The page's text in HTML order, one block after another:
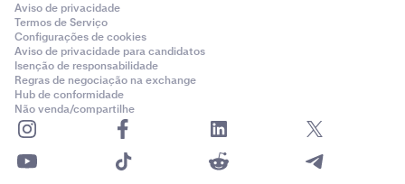
Aviso de privacidade
Termos de Serviço
Configurações de cookies
Aviso de privacidade para candidatos
Isenção de responsabilidade
Regras de negociação na exchange
Hub de conformidade
Não venda/compartilhe